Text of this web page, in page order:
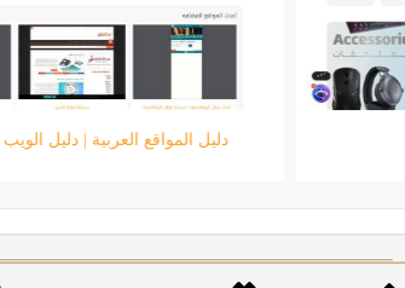
متجر الرائد للحاسبات